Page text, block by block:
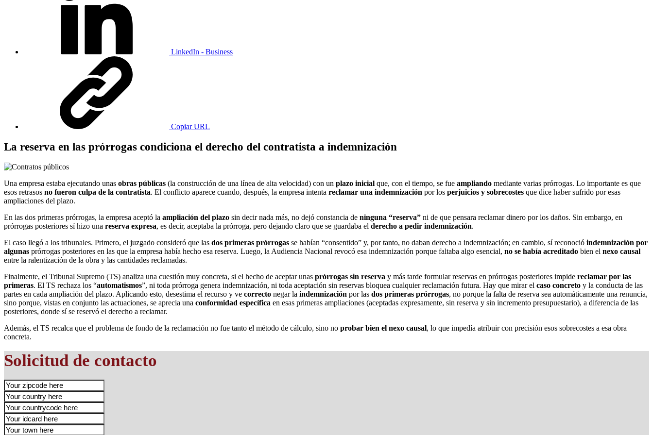
LinkedIn - Business
Copiar URL
La reserva en las prórrogas condiciona el derecho del contratista a indemnización
Una empresa estaba ejecutando unas obras públicas (la construcción de una línea de alta velocidad) con un plazo inicial que, con el tiempo, se fue ampliando mediante varias prórrogas. Lo importante es que
esos retrasos no fueron culpa de la contratista. El conflicto aparece cuando, después, la empresa intenta reclamar una indemnización por los perjuicios y sobrecostes que dice haber sufrido por esas
ampliaciones del plazo.
En las dos primeras prórrogas, la empresa aceptó la ampliación del plazo sin decir nada más, no dejó constancia de ninguna “reserva” ni de que pensara reclamar dinero por los daños. Sin embargo, en
prórrogas posteriores sí hizo una reserva expresa, es decir, aceptaba la prórroga, pero dejando claro que se guardaba el derecho a pedir indemnización.
El caso llegó a los tribunales. Primero, el juzgado consideró que las dos primeras prórrogas se habían “consentido” y, por tanto, no daban derecho a indemnización; en cambio, sí reconoció indemnización por
algunas prórrogas posteriores en las que la empresa había hecho esa reserva. Luego, la Audiencia Nacional revocó esa indemnización porque faltaba algo esencial, no se había acreditado bien el nexo causal
entre la ralentización de la obra y las cantidades reclamadas.
Finalmente, el Tribunal Supremo (TS) analiza una cuestión muy concreta, si el hecho de aceptar unas prórrogas sin reserva y más tarde formular reservas en prórrogas posteriores impide reclamar por las
primeras. El TS rechaza los “automatismos”, ni toda prórroga genera indemnización, ni toda aceptación sin reservas bloquea cualquier reclamación futura. Hay que mirar el caso concreto y la conducta de las
partes en cada ampliación del plazo. Aplicando esto, desestima el recurso y ve correcto negar la indemnización por las dos primeras prórrogas, no porque la falta de reserva sea automáticamente una renuncia,
sino porque, vistas en conjunto las actuaciones, se aprecia una conformidad específica en esas primeras ampliaciones (aceptadas expresamente, sin reserva y sin incremento presupuestario), a diferencia de las
posteriores, donde sí se reservó el derecho a reclamar.
Además, el TS recalca que el problema de fondo de la reclamación no fue tanto el método de cálculo, sino no probar bien el nexo causal, lo que impedía atribuir con precisión esos sobrecostes a esa obra
concreta.
Solicitud de contacto